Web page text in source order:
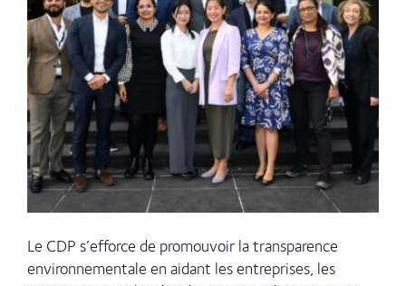
Le CDP s’efforce de promouvoir la transparence
environnementale en aidant les entreprises, les